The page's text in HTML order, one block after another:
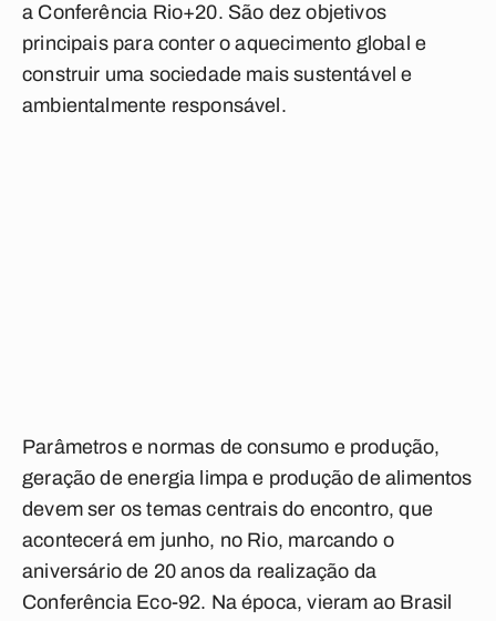
a Conferência Rio+20. São dez objetivos
principais para conter o aquecimento global e
construir uma sociedade mais sustentável e
ambientalmente responsável.
Parâmetros e normas de consumo e produção,
geração de energia limpa e produção de alimentos
devem ser os temas centrais do encontro, que
acontecerá em junho, no Rio, marcando o
aniversário de 20 anos da realização da
Conferência Eco-92. Na época, vieram ao Brasil